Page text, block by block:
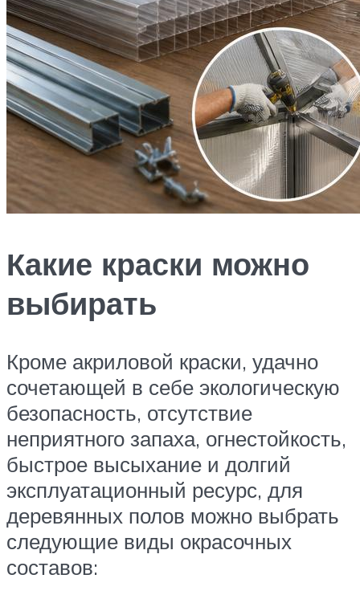
Какие краски можно
выбирать
Кроме акриловой краски, удачно
сочетающей в себе экологическую
безопасность, отсутствие
неприятного запаха, огнестойкость,
быстрое высыхание и долгий
эксплуатационный ресурс, для
деревянных полов можно выбрать
следующие виды окрасочных
составов: